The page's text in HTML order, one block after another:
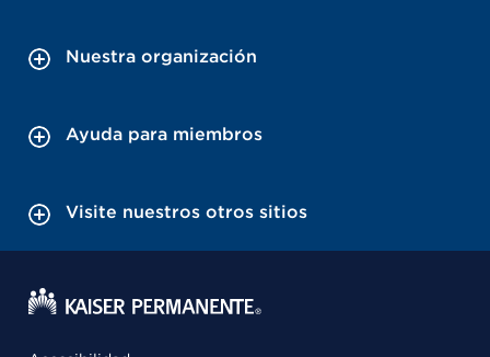
Nuestra organización
Ayuda para miembros
Visite nuestros otros sitios